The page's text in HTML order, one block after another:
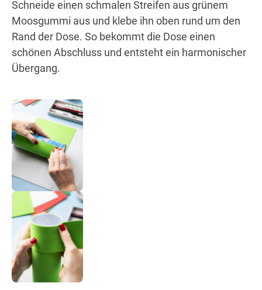
Schneide einen schmalen Streifen aus grünem
Moosgummi aus und klebe ihn oben rund um den
Rand der Dose. So bekommt die Dose einen
schönen Abschluss und entsteht ein harmonischer
Übergang.